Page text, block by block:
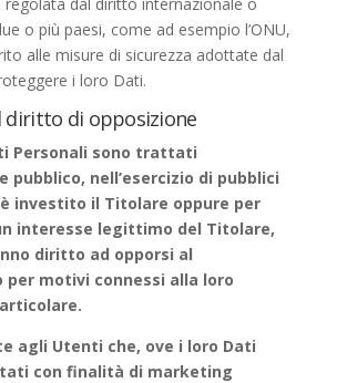
o più paesi, come ad esempio l’ONU,
alle misure di sicurezza adottate dal
i loro Dati.
diritto di opposizione
Personali sono trattati
pubblico, nell’esercizio di pubblici
investito il Titolare oppure per
interesse legittimo del Titolare,
diritto ad opporsi al
motivi connessi alla loro
agli Utenti che, ove i loro Dati
con finalità di marketing